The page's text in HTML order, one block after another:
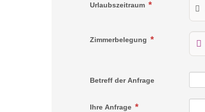
Urlaubszeitraum
Zimmerbelegung
Betreff der Anfrage
Ihre Anfrage